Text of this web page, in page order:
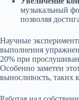
музыкальный
позволяя
Научные
выполнения
20% при
Особенно заметен
выносливость, таких